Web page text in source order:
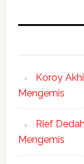
Koroy
Mengemis
Rief
Mengemis